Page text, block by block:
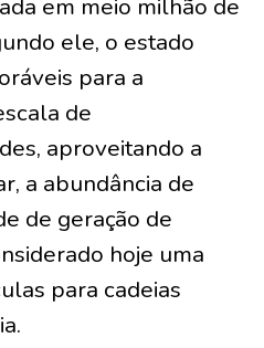
em meio milhão de
ele, o estado
para a
de
aproveitando a
a abundância de
de geração de
hoje uma
para cadeias